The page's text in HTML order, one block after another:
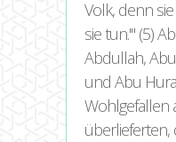
Volk, denn
sie tun.' (5)
Abdullah,
und Abu
Wohlgefallen
überlieferten,